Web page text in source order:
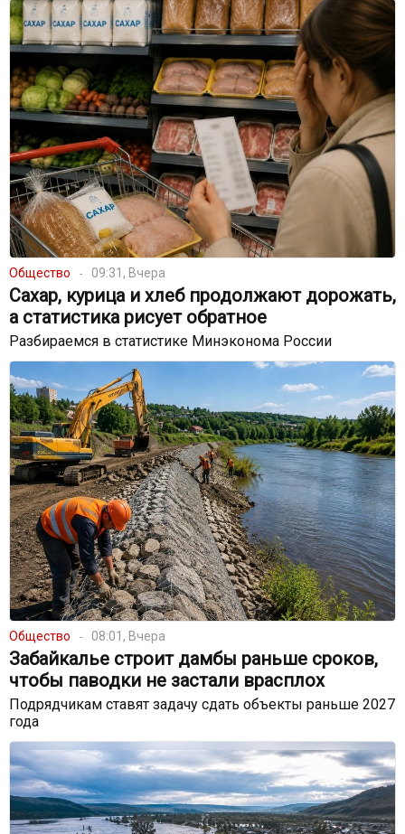
Общество 09:31, Вчера
Сахар, курица и хлеб продолжают дорожать,
а статистика рисует обратное
Разбираемся в статистике Минэконома России
Общество 08:01, Вчера
Забайкалье строит дамбы раньше сроков,
чтобы паводки не застали врасплох
Подрядчикам ставят задачу сдать объекты раньше 2027
года